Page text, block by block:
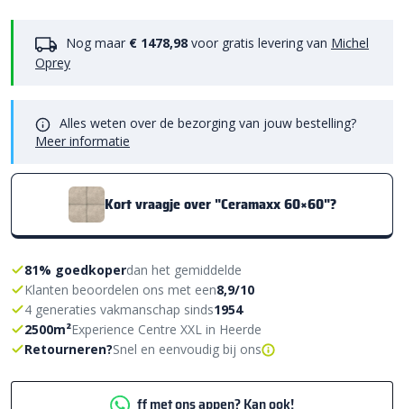
Nog maar € 1478,98 voor gratis levering van Michel
Oprey
Alles weten over de bezorging van jouw bestelling?
Meer informatie
Kort vraagje over "Ceramaxx 60×60"?
81% goedkoperdan het gemiddelde
Klanten beoordelen ons met een8,9/10
4 generaties vakmanschap sinds1954
2500m²Experience Centre XXL in Heerde
Retourneren?Snel en eenvoudig bij ons
ff met ons appen? Kan ook!